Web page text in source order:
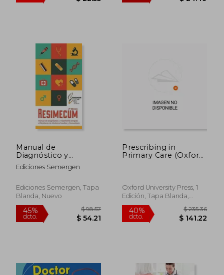
40%
dcto.
45%
Manual de
Diagnóstico y
Tratamiento Dirigido
al Residente de
Comunitaria.
Resimecum. 2ª
Ediciones Semergen
Ediciones Semergen, Tapa
Blanda, Nuevo
Prescribing in
Primary Care (Oxford
Oxford University Press, 1
Edición, Tapa Blanda,
Nuevo